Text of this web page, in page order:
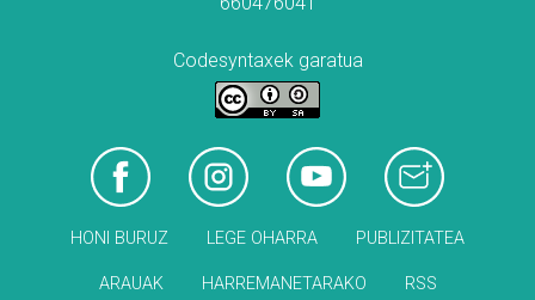
Codesyntaxek garatua
HONI BURUZ LEGE OHARRA PUBLIZITATEA
ARAUAK HARREMANETARAKO RSS